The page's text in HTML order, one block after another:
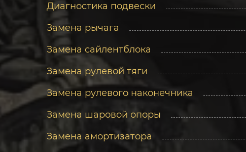
Диагностика подвески
Замена рычага
Замена сайлентблока
Замена рулевой тяги
Замена рулевого наконечника
Замена шаровой опоры
Замена амортизатора